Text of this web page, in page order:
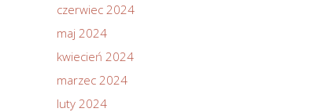
czerwiec 2024
maj 2024
kwiecień 2024
marzec 2024
luty 2024